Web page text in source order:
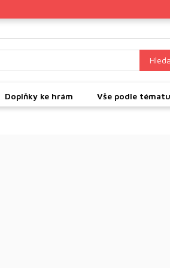
Doplňky ke hrám Vše podle tématu